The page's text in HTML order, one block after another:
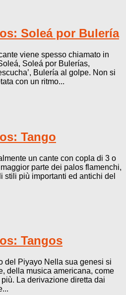
Soleá por Bulería
viene spesso chiamato in
Soleá por Bulerías,
Bulería al golpe. Non si
con un ritmo...
Tango
un cante con copla di 3 o
parte dei palos flamenchi,
stili più importanti ed antichi del
Tangos
del Piyayo Nella sua genesi si
della musica americana, come
La derivazione diretta dai